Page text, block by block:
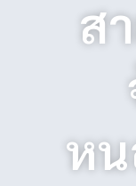
ส
ห